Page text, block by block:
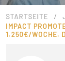
STARTSEITE /
IMPACT
1.250€/WOCHE.